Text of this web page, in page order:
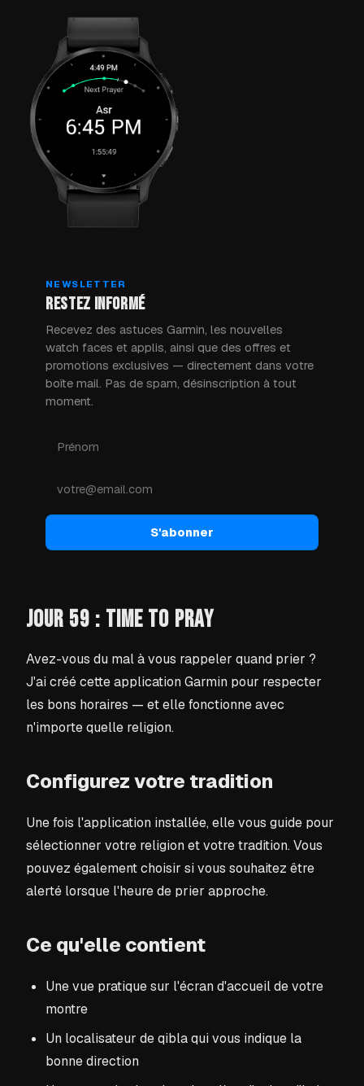
NEWSLETTER
RESTEZ INFORMÉ
Recevez des astuces Garmin, les nouvelles
watch faces et applis, ainsi que des offres et
promotions exclusives — directement dans votre
boîte mail. Pas de spam, désinscription à tout
moment.
S'abonner
JOUR 59 : TIME TO PRAY
Avez-vous du mal à vous rappeler quand prier ?
J'ai créé cette application Garmin pour respecter
les bons horaires — et elle fonctionne avec
n'importe quelle religion.
Configurez votre tradition
Une fois l'application installée, elle vous guide pour
sélectionner votre religion et votre tradition. Vous
pouvez également choisir si vous souhaitez être
alerté lorsque l'heure de prier approche.
Ce qu'elle contient
Une vue pratique sur l'écran d'accueil de votre
montre
Un localisateur de qibla qui vous indique la
bonne direction